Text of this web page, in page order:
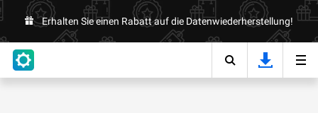
Erhalten Sie einen Rabatt auf die Datenwiederherstellung!